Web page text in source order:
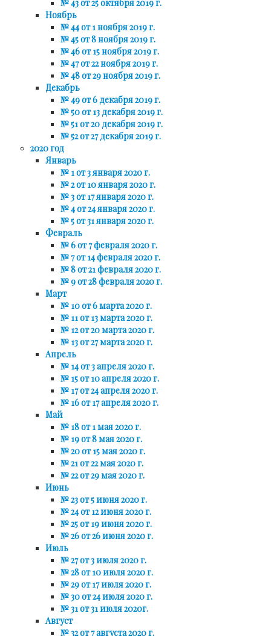
№ 43 от 25 октября 2019 г.
Ноябрь
№ 44 от 1 ноября 2019 г.
№ 45 от 8 ноября 2019 г.
№ 46 от 15 ноября 2019 г.
№ 47 от 22 ноября 2019 г.
№ 48 от 29 ноября 2019 г.
Декабрь
№ 49 от 6 декабря 2019 г.
№ 50 от 13 декабря 2019 г.
№ 51 от 20 декабря 2019 г.
№ 52 от 27 декабря 2019 г.
2020 год
Январь
№ 1 от 3 января 2020 г.
№ 2 от 10 января 2020 г.
№ 3 от 17 января 2020 г.
№ 4 от 24 января 2020 г.
№ 5 от 31 января 2020 г.
Февраль
№ 6 от 7 февраля 2020 г.
№ 7 от 14 февраля 2020 г.
№ 8 от 21 февраля 2020 г.
№ 9 от 28 февраля 2020 г.
Март
№ 10 от 6 марта 2020 г.
№ 11 от 13 марта 2020 г.
№ 12 от 20 марта 2020 г.
№ 13 от 27 марта 2020 г.
Апрель
№ 14 от 3 апреля 2020 г.
№ 15 от 10 апреля 2020 г.
№ 17 от 24 апреля 2020 г.
№ 16 от 17 апреля 2020 г.
Май
№ 18 от 1 мая 2020 г.
№ 19 от 8 мая 2020 г.
№ 20 от 15 мая 2020 г.
№ 21 от 22 мая 2020 г.
№ 22 от 29 мая 2020 г.
Июнь
№ 23 от 5 июня 2020 г.
№ 24 от 12 июня 2020 г.
№ 25 от 19 июня 2020 г.
№ 26 от 26 июня 2020 г.
Июль
№ 27 от 3 июля 2020 г.
№ 28 от 10 июля 2020 г.
№ 29 от 17 июля 2020 г.
№ 30 от 24 июля 2020 г.
№ 31 от 31 июля 2020г.
Август
№ 32 от 7 августа 2020 г.